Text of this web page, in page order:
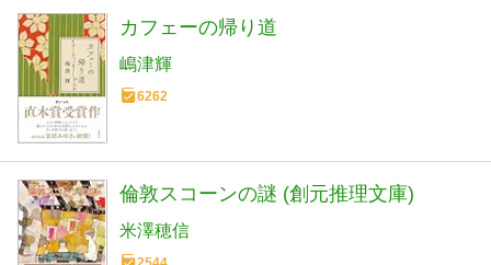
カフェーの帰り道
嶋津輝
6262
倫敦スコーンの謎 (創元推理文庫)
米澤穂信